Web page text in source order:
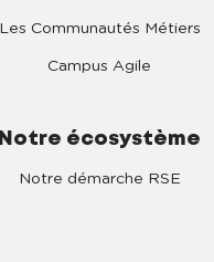
Les Communautés Métiers
Campus Agile
Notre écosystème
Notre démarche RSE